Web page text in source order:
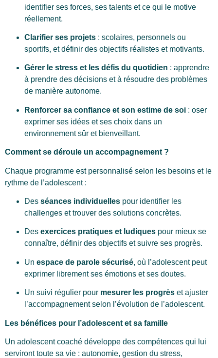
identifier ses forces, ses talents et ce qui le motive
réellement.
Clarifier ses projets : scolaires, personnels ou
sportifs, et définir des objectifs réalistes et motivants.
Gérer le stress et les défis du quotidien : apprendre
à prendre des décisions et à résoudre des problèmes
de manière autonome.
Renforcer sa confiance et son estime de soi : oser
exprimer ses idées et ses choix dans un
environnement sûr et bienveillant.
Comment se déroule un accompagnement ?
Chaque programme est personnalisé selon les besoins et le
rythme de l’adolescent :
Des séances individuelles pour identifier les
challenges et trouver des solutions concrètes.
Des exercices pratiques et ludiques pour mieux se
connaître, définir des objectifs et suivre ses progrès.
Un espace de parole sécurisé, où l’adolescent peut
exprimer librement ses émotions et ses doutes.
Un suivi régulier pour mesurer les progrès et ajuster
l’accompagnement selon l’évolution de l’adolescent.
Les bénéfices pour l’adolescent et sa famille
Un adolescent coaché développe des compétences qui lui
serviront toute sa vie : autonomie, gestion du stress,